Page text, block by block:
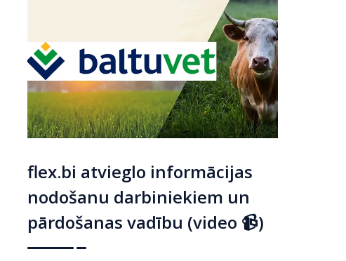
flex.bi atvieglo informācijas
nodošanu darbiniekiem un
pārdošanas vadību (video 📹)